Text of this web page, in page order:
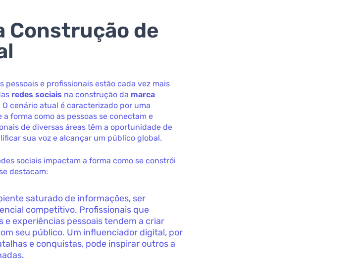
Construção de
pessoais e profissionais estão cada vez mais
redes sociais na construção da marca
cenário atual é caracterizado por uma
a forma como as pessoas se conectam e
de diversas áreas têm a oportunidade de
sua voz e alcançar um público global.
sociais impactam a forma como se constrói
destacam:
saturado de informações, ser
competitivo. Profissionais que
e experiências pessoais tendem a criar
seu público. Um influenciador digital, por
e conquistas, pode inspirar outros a